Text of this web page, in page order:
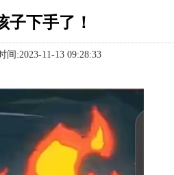
子下手了！
:2023-11-13 09:28:33